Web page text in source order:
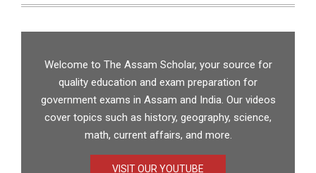
Welcome to The Assam Scholar, your source for
quality education and exam preparation for
government exams in Assam and India. Our videos
cover topics such as history, geography, science,
math, current affairs, and more.
VISIT OUR YOUTUBE